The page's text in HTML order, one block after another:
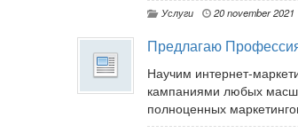
Услуги 20 november 2021
Предлагаю
Научим интернет-
кампаниями любых
полноценных